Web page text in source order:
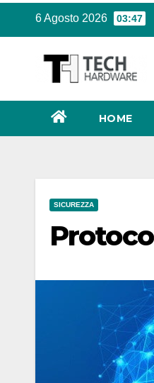
contenuto
6 Agosto 2026 03:47
HOME
SICUREZZA